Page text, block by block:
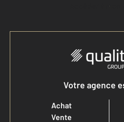
Accéder à mon
Votre agence
Achat
Vente